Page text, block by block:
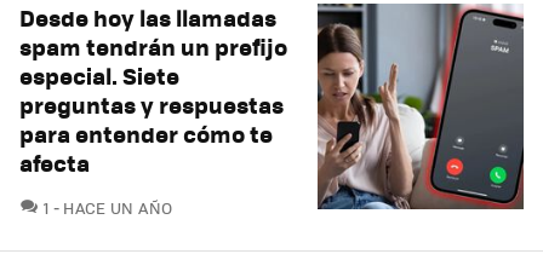
Desde hoy las llamadas
spam tendrán un prefijo
especial. Siete
preguntas y respuestas
para entender cómo te
afecta
1 COMENTARIOS
HACE UN AÑO